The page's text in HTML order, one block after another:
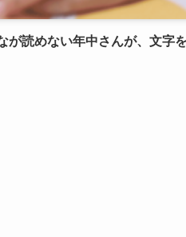
が読めない年中さんが、文字